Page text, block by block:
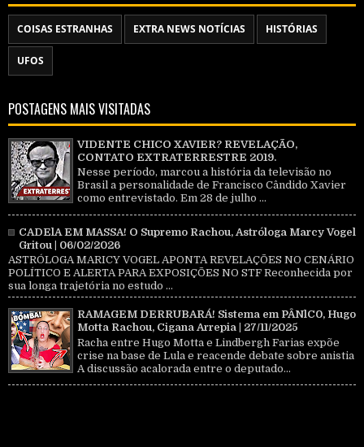
COISAS ESTRANHAS EXTRA NEWS NOTÍCIAS HISTÓRIAS
UFOS
POSTAGENS MAIS VISITADAS
VIDENTE CHICO XAVIER? REVELAÇÃO,
CONTATO EXTRATERRESTRE 2019.
Nesse período, marcou a história da televisão no
Brasil a personalidade de Francisco Cândido Xavier
como entrevistado. Em 28 de julho ...
CADElA EM MASSA! O Supremo Rachou, Astróloga Marcy Vogel
Gritou | 06/02/2026
ASTRÓLOGA MARICY VOGEL APONTA REVELAÇÕES NO CENÁRIO
POLÍTICO E ALERTA PARA EXPOSIÇÕES NO STF Reconhecida por
sua longa trajetória no estudo ...
RAMAGEM DERRUBARÁ! Sistema em PÂNlC0, Hugo
Motta Rachou, Cigana Arrepia | 27/11/2025
Racha entre Hugo Motta e Lindbergh Farias expõe
crise na base de Lula e reacende debate sobre anistia
A discussão acalorada entre o deputado...